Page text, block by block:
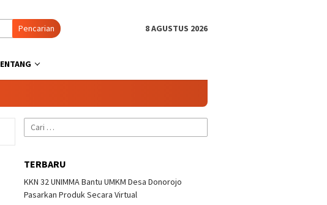
Pencarian 8 AGUSTUS 2026
Cari
untuk:
TERBARU
KKN 32 UNIMMA Bantu UMKM Desa Donorojo
Pasarkan Produk Secara Virtual